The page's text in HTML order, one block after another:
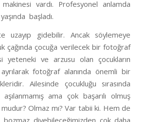
vardı. Profesyonel anlamda
başladı.
uzayıp gidebilir. Ancak söylemeye
çağında çocuğa verilecek bir fotoğraf
yeteneki ve arzusu olan çocukların
fotoğraf alanında önemli bir
Ailesinde çocukluğu sırasında
ama çok başarılı olmuş
Olmaz mı? Var tabii ki. Hem de